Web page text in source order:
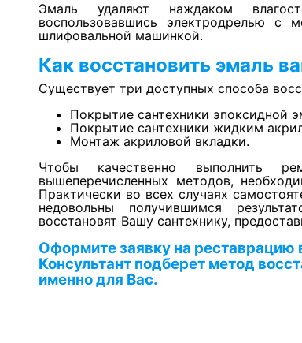
Эмаль удаляют наждаком
воспользовавшись электродрелью с
шлифовальной машинкой.
Как восстановить эмаль
Существует три доступных способа
Покрытие сантехники эпоксидной
Покрытие сантехники жидким
Монтаж акриловой вкладки.
Чтобы качественно выполнить
вышеперечисленных методов,
Практически во всех случаях
недовольны получившимся
восстановят Вашу сантехнику,
Оформите заявку на реставрацию
Консультант подберет метод
именно для Вас.